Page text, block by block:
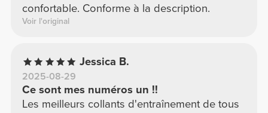
confortable. Conforme à la description.
Voir l'original
Jessica B.
2025-08-29
Ce sont mes numéros un !!
Les meilleurs collants d'entraînement de tous